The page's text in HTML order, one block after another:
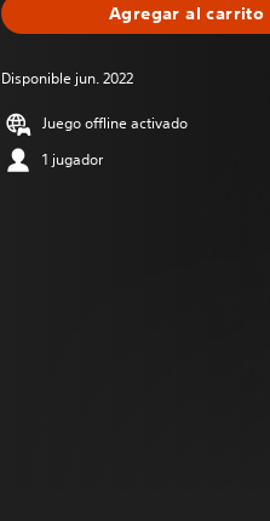
Agregar al carrito
Disponible jun. 2022
Juego offline activado
1 jugador